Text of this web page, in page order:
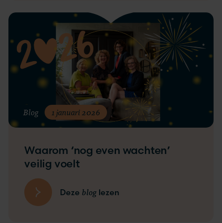
Blog 1 januari 2026
Waarom ‘nog even wachten’
veilig voelt
Deze blog lezen